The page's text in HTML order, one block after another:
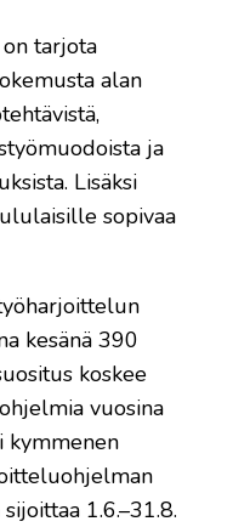
tarjota
alan
ja
Lisäksi
sopivaa
kesänä 390
koskee
vuosina
kymmenen
1.6.–31.8.